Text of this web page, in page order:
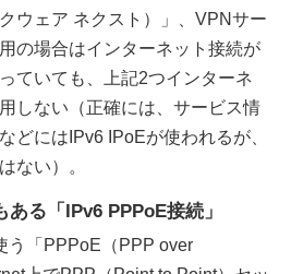
ウェア ネクスト）」、VPNサー
の場合はインターネット接続が
ていても、上記2つインターネ
しない（正確には、サービス情
どにはIPv6 IPoEが使われるが、
ない）。
る「IPv6 PPPoE接続」
「PPPoE（PPP over